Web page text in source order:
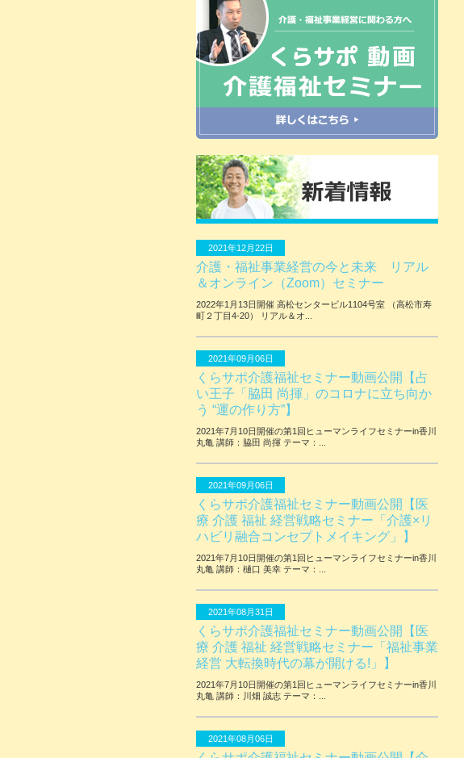
2021年12月22日
介護・福祉事業経営の今と未来 リアル
＆オンライン（Zoom）セミナー
2022年1月13日開催 ⾼松センタービル1104号室 （⾼松市寿
町２丁⽬4-20） リアル＆オ...
2021年09月06日
くらサポ介護福祉セミナー動画公開【占
い王子「脇田 尚揮」のコロナに立ち向か
う “運の作り方”】
2021年7月10日開催の第1回ヒューマンライフセミナーin香川
丸亀 講師：脇田 尚揮 テーマ：...
2021年09月06日
くらサポ介護福祉セミナー動画公開【医
療 介護 福祉 経営戦略セミナー「介護×リ
ハビリ融合コンセプトメイキング」】
2021年7月10日開催の第1回ヒューマンライフセミナーin香川
丸亀 講師：樋口 美幸 テーマ：...
2021年08月31日
くらサポ介護福祉セミナー動画公開【医
療 介護 福祉 経営戦略セミナー「福祉事業
経営 大転換時代の幕が開ける!」】
2021年7月10日開催の第1回ヒューマンライフセミナーin香川
丸亀 講師：川畑 誠志 テーマ：...
2021年08月06日